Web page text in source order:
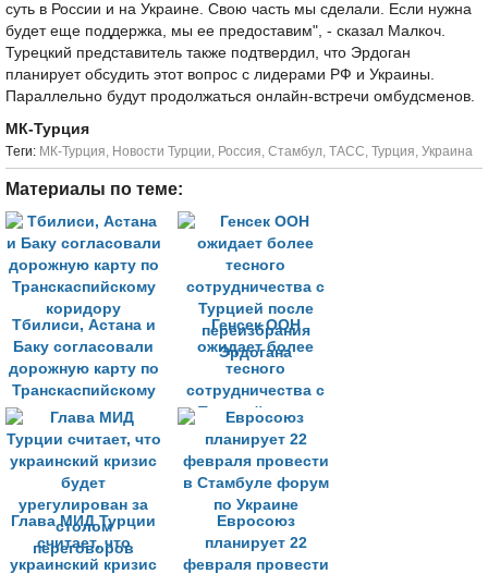
суть в России и на Украине. Свою часть мы сделали. Если нужна
будет еще поддержка, мы ее предоставим", - сказал Малкоч.
Турецкий представитель также подтвердил, что Эрдоган
планирует обсудить этот вопрос с лидерами РФ и Украины.
Параллельно будут продолжаться онлайн-встречи омбудсменов.
МК-Турция
Tеги: МК-Турция, Новости Турции, Россия, Стамбул, ТАСС, Турция, Украина
Материалы по теме:
Тбилиси, Астана и
Баку согласовали
дорожную карту по
Транскаспийскому
коридору
Генсек ООН
ожидает более
тесного
сотрудничества с
Турцией после
переизбрания
Эрдогана
Глава МИД Турции
считает, что
украинский кризис
Евросоюз
планирует 22
февраля провести